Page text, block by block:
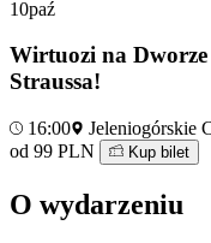
10paź
Wirtuozi na
Straussa!
16:00
Jeleniogórskie
od 99 PLN
Kup bilet
O wydarzeniu